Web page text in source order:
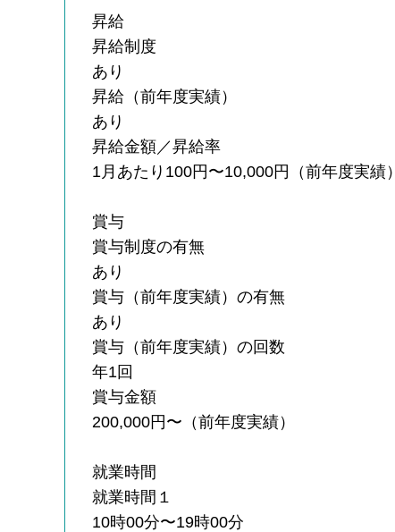
昇給
昇給制度
あり
昇給（前年度実績）
あり
昇給金額／昇給率
1月あたり100円〜10,000円（前年度実績）
賞与
賞与制度の有無
あり
賞与（前年度実績）の有無
あり
賞与（前年度実績）の回数
年1回
賞与金額
200,000円〜（前年度実績）
就業時間
就業時間１
10時00分〜19時00分